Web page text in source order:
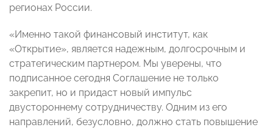
регионах России.
«Именно такой финансовый институт, как
«Открытие», является надежным, долгосрочным и
стратегическим партнером. Мы уверены, что
подписанное сегодня Соглашение не только
закрепит, но и придаст новый импульс
двустороннему сотрудничеству. Одним из его
направлений, безусловно, должно стать повышение